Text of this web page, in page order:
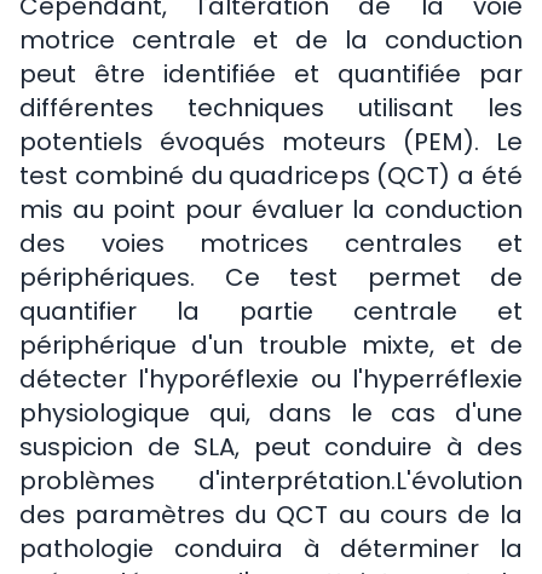
motrice centrale et de la conduction
peut être identifiée et quantifiée par
différentes techniques utilisant les
potentiels évoqués moteurs (PEM). Le
test combiné du quadriceps (QCT) a été
mis au point pour évaluer la conduction
des voies motrices centrales et
périphériques. Ce test permet de
quantifier la partie centrale et
périphérique d'un trouble mixte, et de
détecter l'hyporéflexie ou l'hyperréflexie
physiologique qui, dans le cas d'une
suspicion de SLA, peut conduire à des
problèmes d'interprétation.L'évolution
des paramètres du QCT au cours de la
pathologie conduira à déterminer la